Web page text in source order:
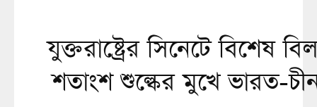
যুক্তরাষ্ট্রের সিনেটে বিশেষ
শতাংশ শুল্কের মুখে ভারত-